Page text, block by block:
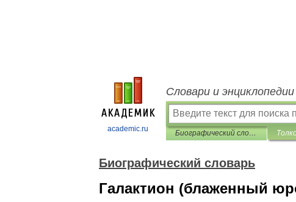
academic.ru
Словари и
Биографический словарь
Биографический словарь
Галактион (блаженный